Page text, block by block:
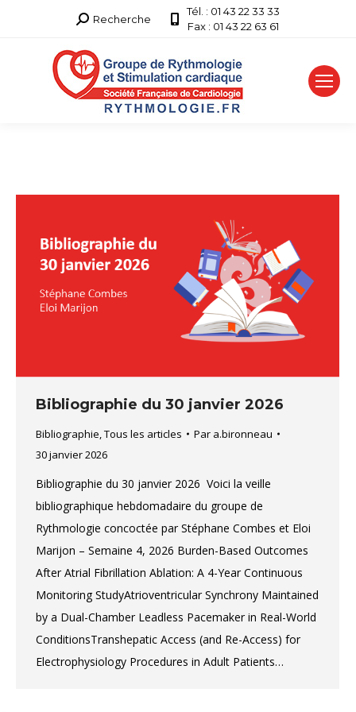
Recherche
Recherche
Tél. : 01 43 22 33 33
Fax : 01 43 22 63 61
Bibliographie du 30 janvier 2026
Bibliographie,Tous les articles Par a.bironneau
30 janvier 2026
Bibliographie du 30 janvier 2026 Voici la veille
bibliographique hebdomadaire du groupe de
Rythmologie concoctée par Stéphane Combes et Eloi
Marijon – Semaine 4, 2026 Burden-Based Outcomes
After Atrial Fibrillation Ablation: A 4-Year Continuous
Monitoring StudyAtrioventricular Synchrony Maintained
by a Dual-Chamber Leadless Pacemaker in Real-World
ConditionsTranshepatic Access (and Re-Access) for
Electrophysiology Procedures in Adult Patients…